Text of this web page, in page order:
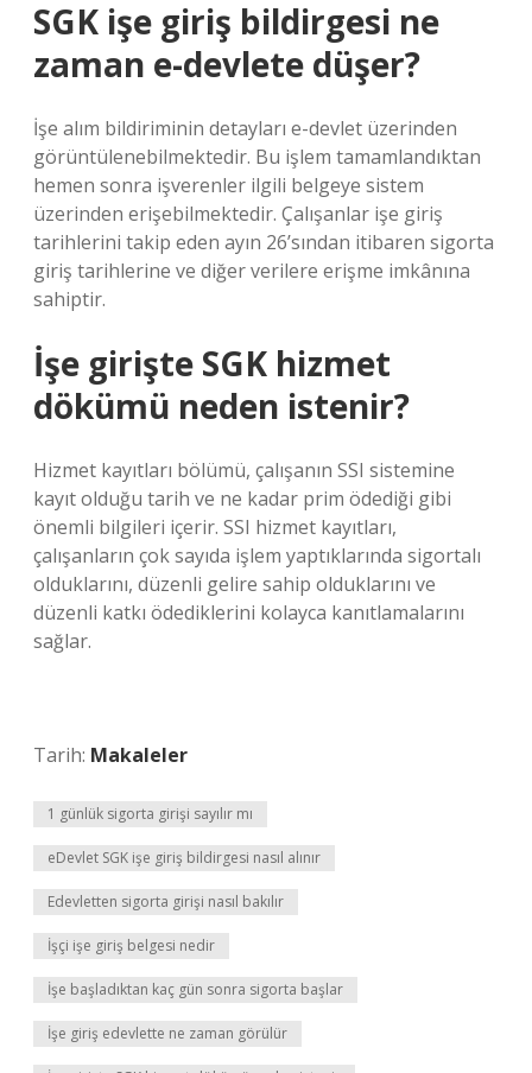
SGK işe giriş bildirgesi ne
zaman e-devlete düşer?
İşe alım bildiriminin detayları e-devlet üzerinden
görüntülenebilmektedir. Bu işlem tamamlandıktan
hemen sonra işverenler ilgili belgeye sistem
üzerinden erişebilmektedir. Çalışanlar işe giriş
tarihlerini takip eden ayın 26’sından itibaren sigorta
giriş tarihlerine ve diğer verilere erişme imkânına
sahiptir.
İşe girişte SGK hizmet
dökümü neden istenir?
Hizmet kayıtları bölümü, çalışanın SSI sistemine
kayıt olduğu tarih ve ne kadar prim ödediği gibi
önemli bilgileri içerir. SSI hizmet kayıtları,
çalışanların çok sayıda işlem yaptıklarında sigortalı
olduklarını, düzenli gelire sahip olduklarını ve
düzenli katkı ödediklerini kolayca kanıtlamalarını
sağlar.
Tarih: Makaleler
1 günlük sigorta girişi sayılır mı
eDevlet SGK işe giriş bildirgesi nasıl alınır
Edevletten sigorta girişi nasıl bakılır
İşçi işe giriş belgesi nedir
İşe başladıktan kaç gün sonra sigorta başlar
İşe giriş edevlette ne zaman görülür